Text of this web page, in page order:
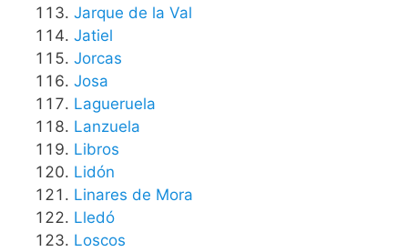
Jarque de la Val
Jatiel
Jorcas
Josa
Lagueruela
Lanzuela
Libros
Lidón
Linares de Mora
Lledó
Loscos